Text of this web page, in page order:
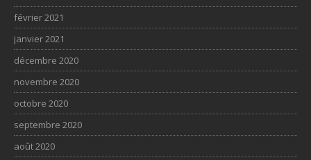
février 2021
janvier 2021
décembre 2020
novembre 2020
octobre 2020
septembre 2020
août 2020